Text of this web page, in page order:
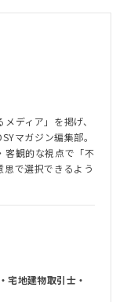
ディア」を掲げ、
マガジン編集部。
客観的な視点で「不
で選択できるよう
宅地建物取引士・